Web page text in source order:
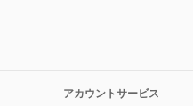
アカウントサービス